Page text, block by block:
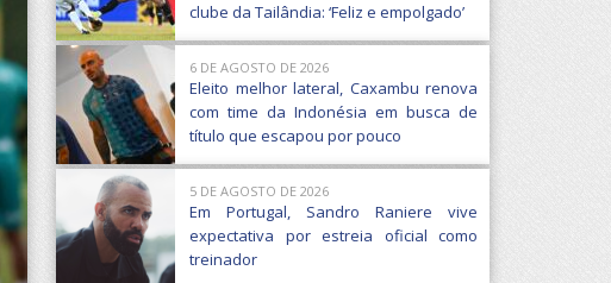
clube da Tailândia: ‘Feliz e empolgado’
6 DE AGOSTO DE 2026
Eleito melhor lateral, Caxambu renova
com time da Indonésia em busca de
título que escapou por pouco
5 DE AGOSTO DE 2026
Em Portugal, Sandro Raniere vive
expectativa por estreia oficial como
treinador